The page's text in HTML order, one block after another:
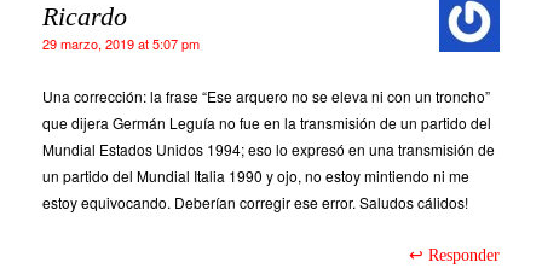
Ricardo
29 marzo, 2019 at 5:07 pm
Una corrección: la frase “Ese arquero no se eleva ni con un troncho”
que dijera Germán Leguía no fue en la transmisión de un partido del
Mundial Estados Unidos 1994; eso lo expresó en una transmisión de
un partido del Mundial Italia 1990 y ojo, no estoy mintiendo ni me
estoy equivocando. Deberían corregir ese error. Saludos cálidos!
Responder